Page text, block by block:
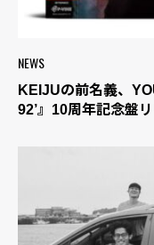
NEWS
KEIJUの前名義、
92’』10周年記念盤